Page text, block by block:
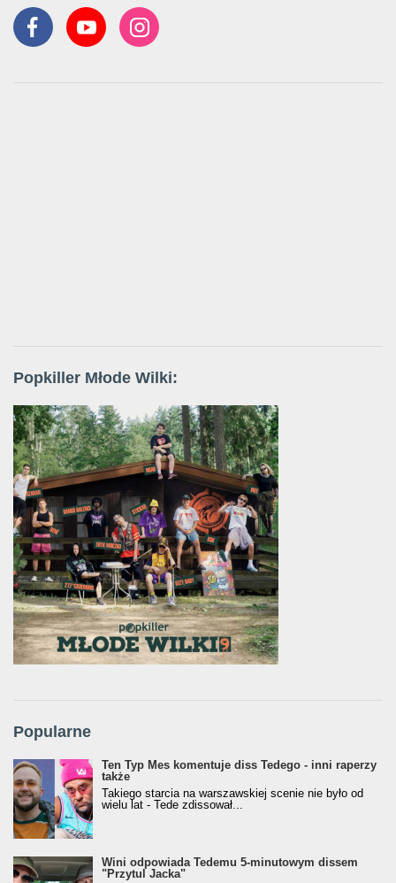
Popkiller Młode Wilki:
Popularne
Ten Typ Mes komentuje diss Tedego - inni raperzy
także
Takiego starcia na warszawskiej scenie nie było od
wielu lat - Tede zdissował...
Wini odpowiada Tedemu 5-minutowym dissem
"Przytul Jacka"